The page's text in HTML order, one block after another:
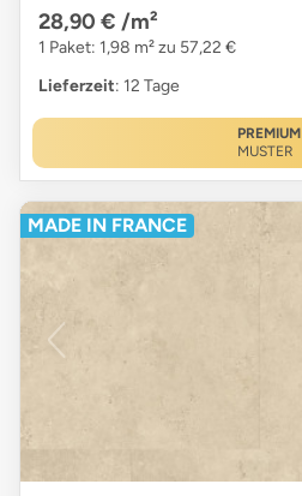
28,90 € /m²
1 Paket: 1,98 m² zu 57,22 €
Lieferzeit: 12 Tage
PREMIUM
MUSTER
MADE IN FRANCE